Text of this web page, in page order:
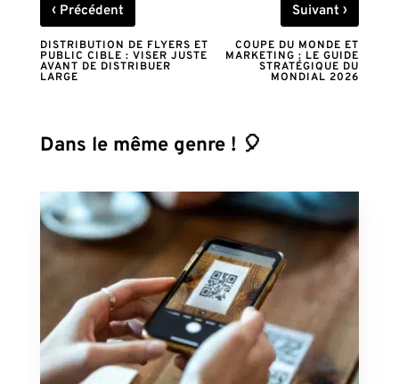
‹Précédent
DISTRIBUTION DE FLYERS ET
PUBLIC CIBLE : VISER JUSTE
AVANT DE DISTRIBUER
LARGE
Suivant›
COUPE DU MONDE ET
MARKETING : LE GUIDE
STRATÉGIQUE DU
MONDIAL 2026
Dans le même genre ! 🎈